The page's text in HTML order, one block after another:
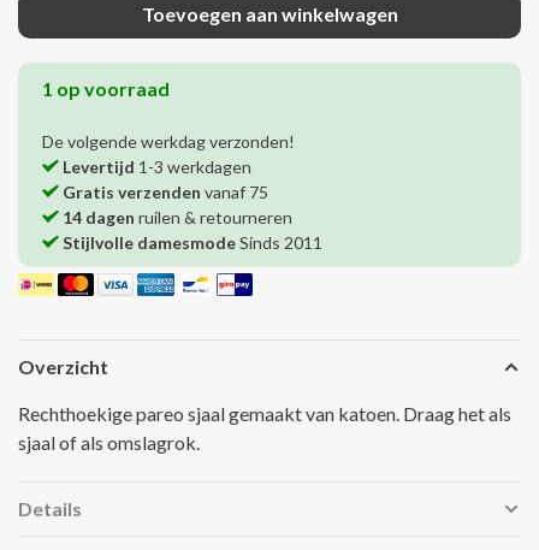
Toevoegen aan winkelwagen
1 op voorraad
De volgende werkdag verzonden!
Levertijd 1-3 werkdagen
Gratis verzenden vanaf 75
14 dagen ruilen & retourneren
Stijlvolle damesmodeSinds 2011
Overzicht
Rechthoekige pareo sjaal gemaakt van katoen. Draag het als
sjaal of als omslagrok.
Details